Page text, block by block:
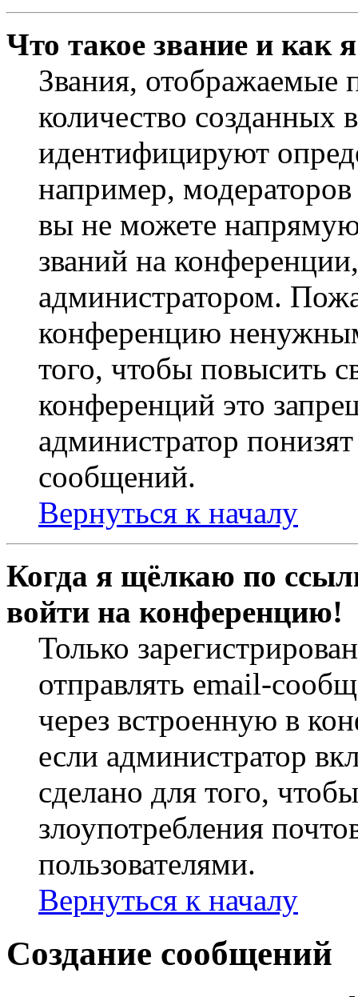
Что такое звание и как
Звания,
количество
идентифицируют
например,
вы не можете
званий на
администратором.
конференцию
того, чтобы повысить
конференций это
администратор
сообщений.
Вернуться к началу
Когда я щёлкаю по
войти на конференцию!
Только
отправлять email-
через встроенную в
если администратор
сделано для того,
злоупотребления
пользователями.
Вернуться к началу
Создание сообщений